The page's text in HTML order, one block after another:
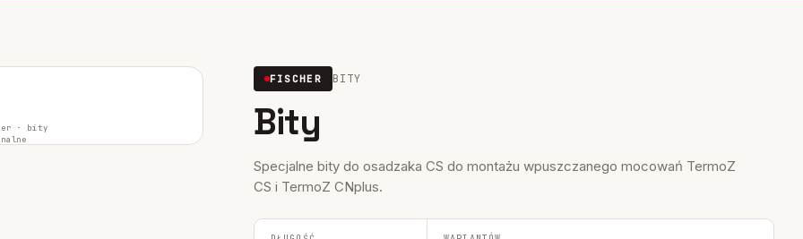
dokumentacja techniczna ETA / DoP
II-SK
·
bity
FISCHER BITY
Bity
Specjalne bity do osadzaka CS do montażu wpuszczanego mocowań TermoZ
CS i TermoZ CNplus.